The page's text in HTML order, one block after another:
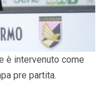
è intervenuto come
pre partita.